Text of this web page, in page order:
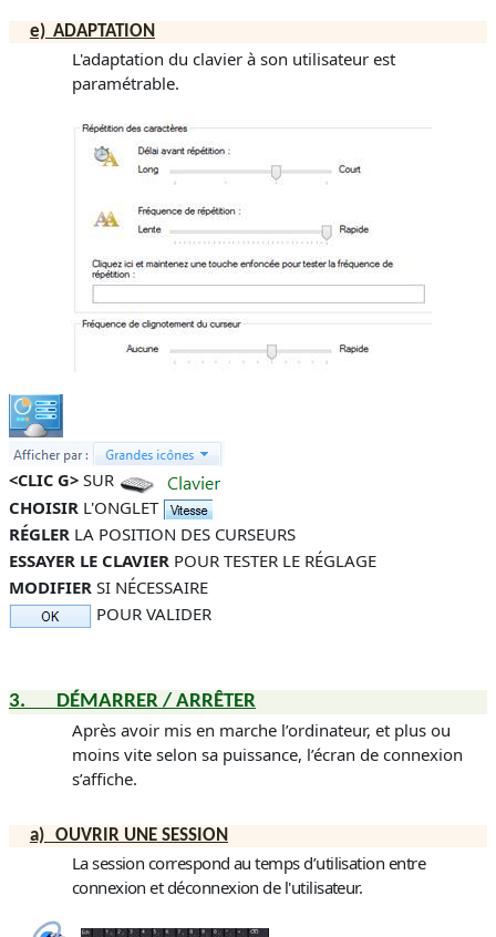
e) ADAPTATION
L'adaptation du clavier à son utilisateur est
paramétrable.
<CLIC G> SUR
CHOISIR L'ONGLET
RÉGLER LA POSITION DES CURSEURS
ESSAYER LE CLAVIER POUR TESTER LE RÉGLAGE
MODIFIER SI NÉCESSAIRE
POUR VALIDER
3. DÉMARRER / ARRÊTER
Après avoir mis en marche l’ordinateur, et plus ou
moins vite selon sa puissance, l’écran de connexion
s’affiche.
a) OUVRIR UNE SESSION
La session correspond au temps d’utilisation entre
connexion et déconnexion de l'utilisateur.